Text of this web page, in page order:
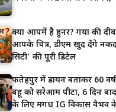
क्या आपमें है हुनर? गया की
आपके चित्र, डीएम खुद देंगे
सिटी’ की पूरी डिटेल
फतेहपुर में डायन बताकर 60
बहू को सरेआम पीटा, 6 दिन
के लिए मगध IG विकास वैभव के